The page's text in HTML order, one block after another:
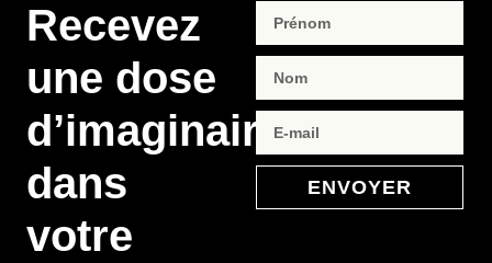
Recevez
une dose
d’imaginaire
dans
votre
ENVOYER